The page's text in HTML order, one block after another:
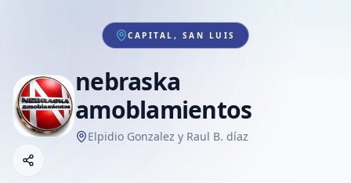
CAPITAL, SAN LUIS
nebraska
amoblamientos
Elpidio Gonzalez y Raul B. díaz
Compartir empresa